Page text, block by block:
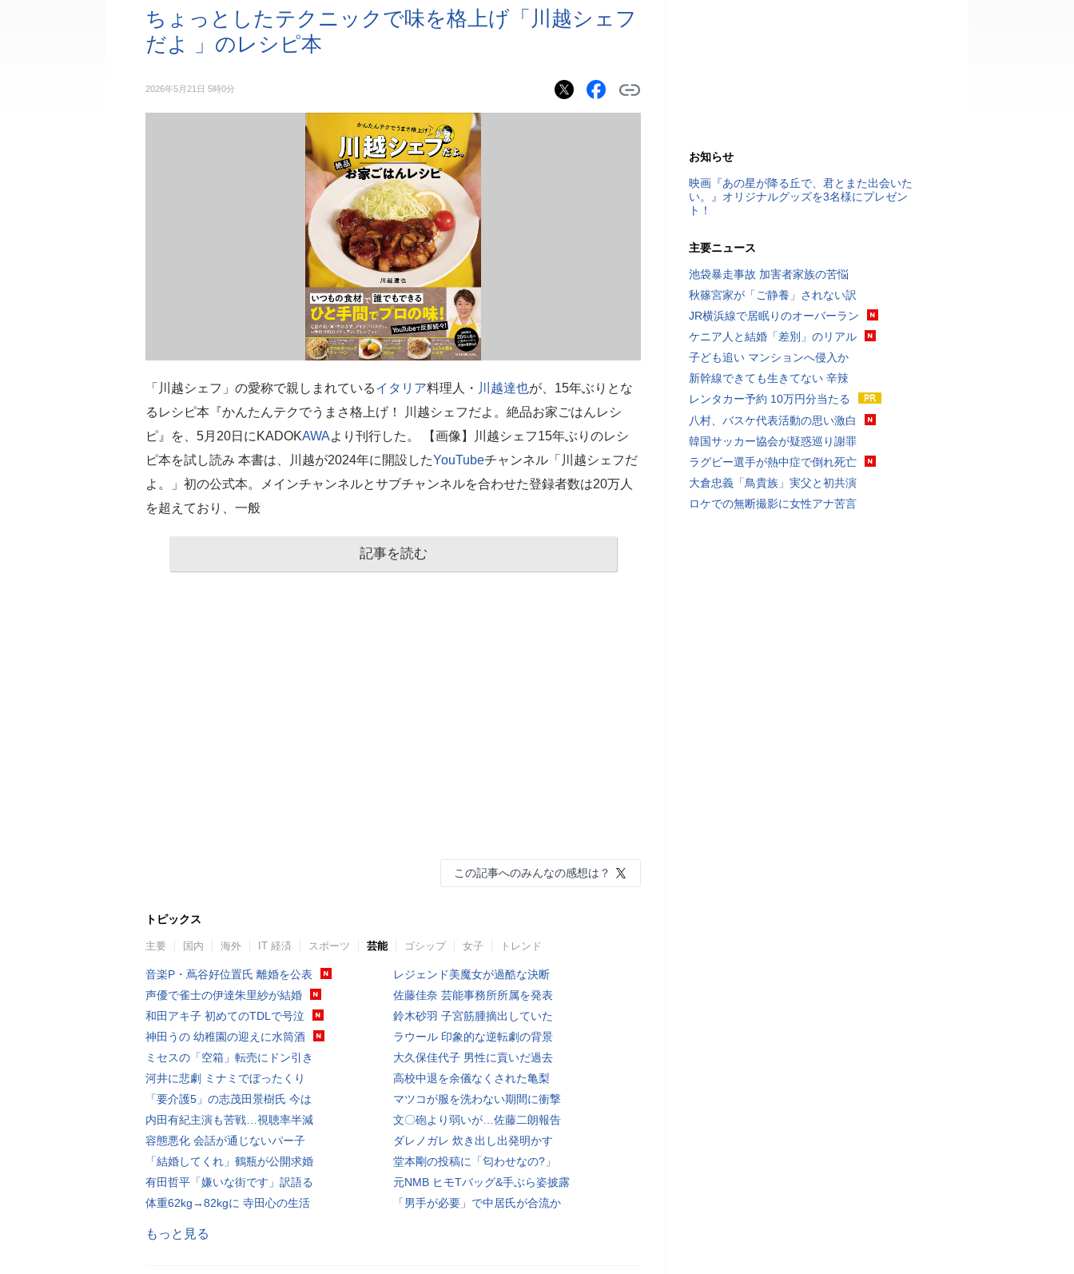
ちょっとしたテクニックで味を格上げ「川越シェフ
だよ 」のレシピ本
2026年5月21日 5時0分
「川越シェフ」の愛称で親しまれているイタリア料理人・ 川越達也が、15年ぶりとな
るレシピ本『かんたんテクでうまさ格上げ！ 川越シェフだよ。絶品お家ごはんレシ
ピ』を、5月20日にKADOKAWAより刊行した。 【画像】川越シェフ15年ぶりのレシ
ピ本を試し読み 本書は、川越が2024年に開設したYouTubeチャンネル「川越シェフだ
よ。」初の公式本。メインチャンネルとサブチャンネルを合わせた登録者数は20万人
を超えており、一般
記事を読む
この記事へのみんなの感想は？
トピックス
主要 国内 海外 IT 経済 スポーツ 芸能 ゴシップ 女子 トレンド
音楽P・蔦谷好位置氏 離婚を公表
声優で雀士の伊達朱里紗が結婚
和田アキ子 初めてのTDLで号泣
神田うの 幼稚園の迎えに水筒酒
ミセスの「空箱」転売にドン引き
河井に悲劇 ミナミでぼったくり
「要介護5」の志茂田景樹氏 今は
内田有紀主演も苦戦…視聴率半減
容態悪化 会話が通じないパー子
「結婚してくれ」鶴瓶が公開求婚
有田哲平「嫌いな街です」訳語る
体重62kg→82kgに 寺田心の生活
レジェンド美魔女が過酷な決断
佐藤佳奈 芸能事務所所属を発表
鈴木砂羽 子宮筋腫摘出していた
ラウール 印象的な逆転劇の背景
大久保佳代子 男性に貢いだ過去
高校中退を余儀なくされた亀梨
マツコが服を洗わない期間に衝撃
文〇砲より弱いが…佐藤二朗報告
ダレノガレ 炊き出し出発明かす
堂本剛の投稿に「匂わせなの?」
元NMB ヒモTバッグ&手ぶら姿披露
「男手が必要」で中居氏が合流か
もっと見る
お知らせ
映画『あの星が降る丘で、君とまた出会いた
い。』オリジナルグッズを3名様にプレゼン
ト！
主要ニュース
池袋暴走事故 加害者家族の苦悩
秋篠宮家が「ご静養」されない訳
JR横浜線で居眠りのオーバーラン
ケニア人と結婚「差別」のリアル
子ども追い マンションへ侵入か
新幹線できても生きてない 辛辣
レンタカー予約 10万円分当たる
八村、バスケ代表活動の思い激白
韓国サッカー協会が疑惑巡り謝罪
ラグビー選手が熱中症で倒れ死亡
大倉忠義「鳥貴族」実父と初共演
ロケでの無断撮影に女性アナ苦言